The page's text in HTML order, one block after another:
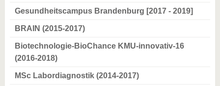
Gesundheitscampus Brandenburg [2017 - 2019]
BRAIN (2015-2017)
Biotechnologie-BioChance KMU-innovativ-16
(2016-2018)
MSc Labordiagnostik (2014-2017)